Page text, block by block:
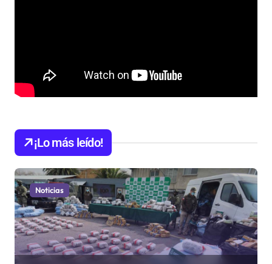
¡Lo más leído!
Noticias